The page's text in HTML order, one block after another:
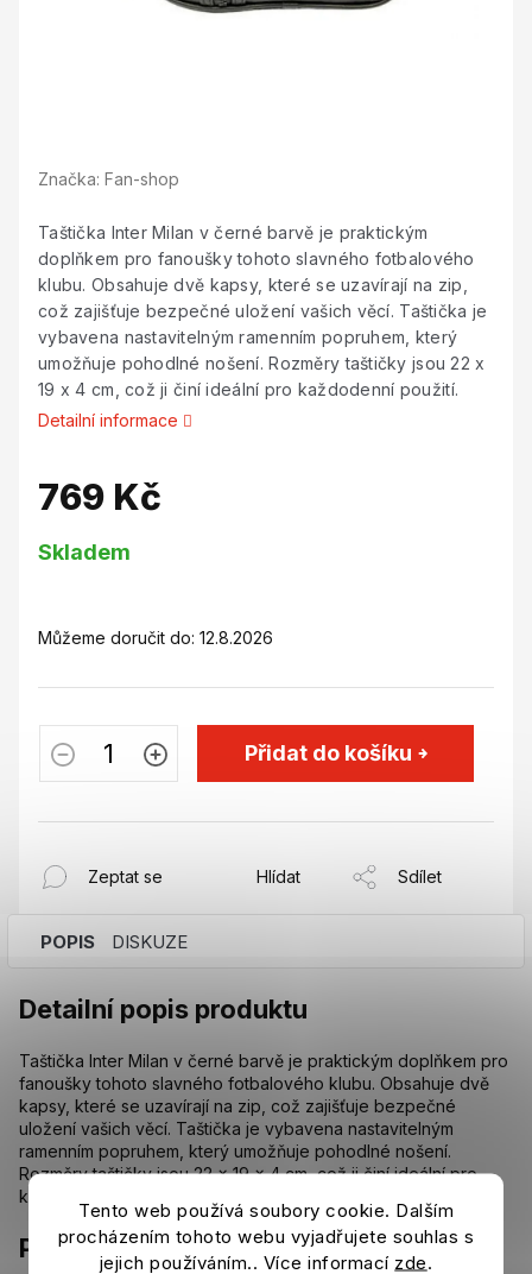
Tento web používá soubory cookie. Dalším
procházením tohoto webu vyjadřujete souhlas s
jejich používáním.. Více informací zde.
Značka: Fan-shop
Taštička Inter Milan v černé barvě je praktickým
doplňkem pro fanoušky tohoto slavného fotbalového
klubu. Obsahuje dvě kapsy, které se uzavírají na zip,
což zajišťuje bezpečné uložení vašich věcí. Taštička je
vybavena nastavitelným ramenním popruhem, který
umožňuje pohodlné nošení. Rozměry taštičky jsou 22 x
19 x 4 cm, což ji činí ideální pro každodenní použití.
Detailní informace
769 Kč
cena:
Skladem
Můžeme doručit do: 12.8.2026
Přidat do košíku
Zeptat se Hlídat Sdílet
POPIS DISKUZE
Detailní popis produktu
Taštička Inter Milan v černé barvě je praktickým doplňkem pro
fanoušky tohoto slavného fotbalového klubu. Obsahuje dvě
kapsy, které se uzavírají na zip, což zajišťuje bezpečné
uložení vašich věcí. Taštička je vybavena nastavitelným
ramenním popruhem, který umožňuje pohodlné nošení.
Rozměry taštičky jsou 22 x 19 x 4 cm, což ji činí ideální pro
každodenní použití.
Parametry